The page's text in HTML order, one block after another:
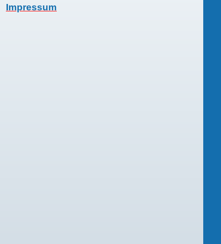
Impressum